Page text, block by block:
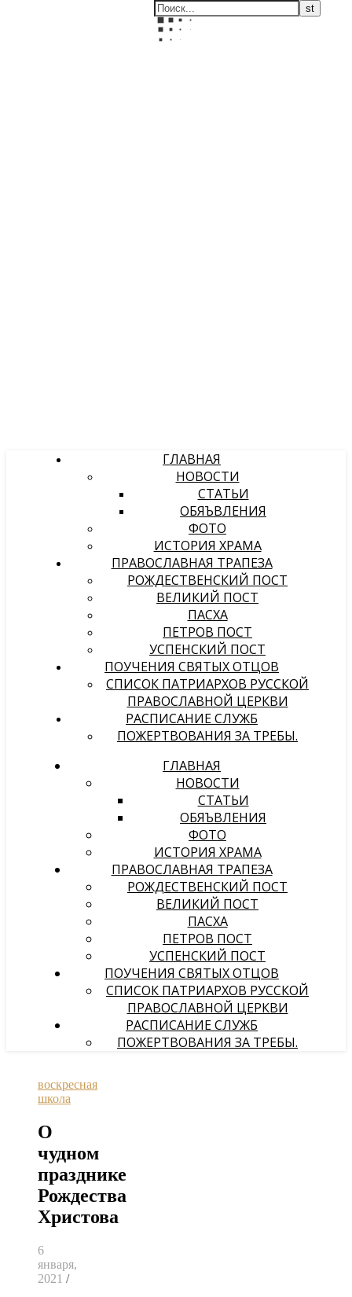
ГЛАВНАЯ
НОВОСТИ
СТАТЬИ
ОБЯЪВЛЕНИЯ
ФОТО
ИСТОРИЯ ХРАМА
ПРАВОСЛАВНАЯ ТРАПЕЗА
РОЖДЕСТВЕНСКИЙ ПОСТ
ВЕЛИКИЙ ПОСТ
ПАСХА
ПЕТРОВ ПОСТ
УСПЕНСКИЙ ПОСТ
ПОУЧЕНИЯ СВЯТЫХ ОТЦОВ
СПИСОК ПАТРИАРХОВ РУССКОЙ
ПРАВОСЛАВНОЙ ЦЕРКВИ
РАСПИСАНИЕ СЛУЖБ
ПОЖЕРТВОВАНИЯ ЗА ТРЕБЫ.
ГЛАВНАЯ
НОВОСТИ
СТАТЬИ
ОБЯЪВЛЕНИЯ
ФОТО
ИСТОРИЯ ХРАМА
ПРАВОСЛАВНАЯ ТРАПЕЗА
РОЖДЕСТВЕНСКИЙ ПОСТ
ВЕЛИКИЙ ПОСТ
ПАСХА
ПЕТРОВ ПОСТ
УСПЕНСКИЙ ПОСТ
ПОУЧЕНИЯ СВЯТЫХ ОТЦОВ
СПИСОК ПАТРИАРХОВ РУССКОЙ
ПРАВОСЛАВНОЙ ЦЕРКВИ
РАСПИСАНИЕ СЛУЖБ
ПОЖЕРТВОВАНИЯ ЗА ТРЕБЫ.
воскресная
школа
О
чудном
празднике
Рождества
Христова
6
января,
2021 /